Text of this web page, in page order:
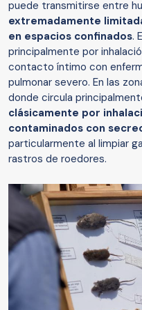
puede transmitirse entre
extremadamente
en espacios confinados.
principalmente por
contacto íntimo con
pulmonar severo. En las
donde circula
clásicamente por
contaminados con
particularmente al limpiar
rastros de roedores.